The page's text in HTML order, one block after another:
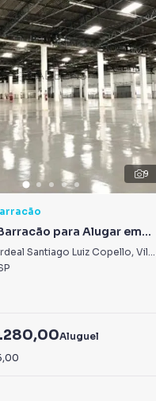
9
para Alugar em
de Barros
Santiago Luiz Copello, Vila Ribeiro de Barros
Aluguel